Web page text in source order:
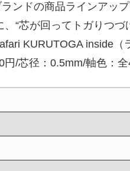
ンドの商品ラインアッ
、“芯が回ってトガりつ
KURUTOGA inside
円/芯径：0.5mm/軸色：